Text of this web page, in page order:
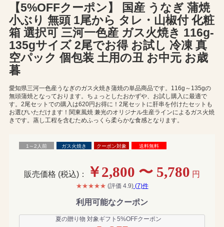
【5%OFFクーポン】 国産 うなぎ 蒲焼
小ぶり 無頭 1尾から タレ・山椒付 化粧
箱 選択可 三河一色産 ガス火焼き 116g-
135gサイズ 2尾でお得 お試し 冷凍 真
空パック 個包装 土用の丑 お中元 お歳
暮
愛知県三河一色産うなぎのガス火焼き蒲焼の単品商品です。116g～135gの
無頭蒲焼となっております。ちょっとしたおかずや、お試し購入に最適で
す。2尾セットでの購入は620円お得に！2尾セットに肝串を付けたセットも
お選びいただけます！関東風焼 兼光のオリジナル生産ラインによるガス火焼
きです。蒸し工程を含むためふっくら柔らかな食感となります。
1～2人前 ガス火焼き クーポン対象 送料無料
販売価格 (税込)： ￥2,800 〜 5,780 円
★★★★★ (評価 4.9)(7)件
利用可能なクーポン
夏の贈り物 対象ギフト5%OFFクーポン